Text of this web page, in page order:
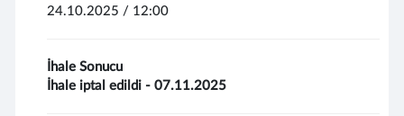
24.10.2025 / 12:00
İhale Sonucu
İhale iptal edildi - 07.11.2025